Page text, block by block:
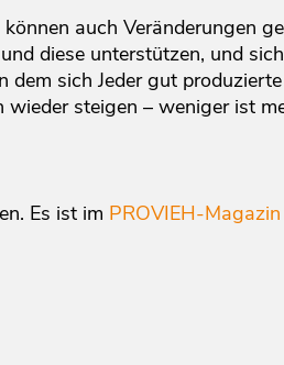
auch Veränderungen
diese unterstützen, und
dem sich Jeder gut
steigen – weniger ist
Es ist im PROVIEH-